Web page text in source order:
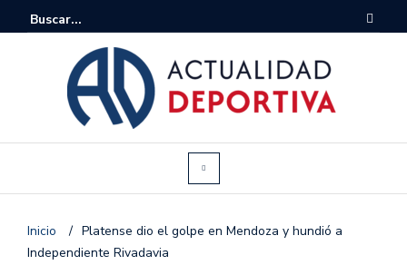
Inicio / Platense dio el golpe en Mendoza y hundió a
Independiente Rivadavia